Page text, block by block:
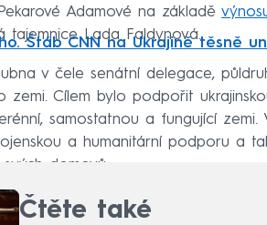
Adamové na základě
tajemnice Lada Faldynová.
Štáb CNN na Ukrajině těsně
v čele senátní delegace,
Cílem bylo podpořit
samostatnou a fungující zemi.
a humanitární podporu a
domovů.
Čtěte také